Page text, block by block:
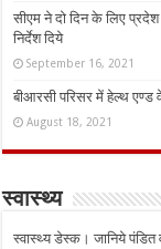
सीएम ने दो दिन के लिए
निर्देश दिये
September 16, 2021
बीआरसी परिसर में हेल्थ एण्ड
August 18, 2021
स्वास्थ्य
स्वास्थ्य डेस्क। जानिये